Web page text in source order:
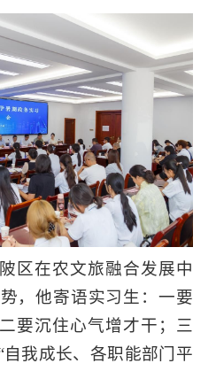
区在农文旅融合发展中
，他寄语实习生：一要
要沉住心气增才干；三
我成长、各职能部门平